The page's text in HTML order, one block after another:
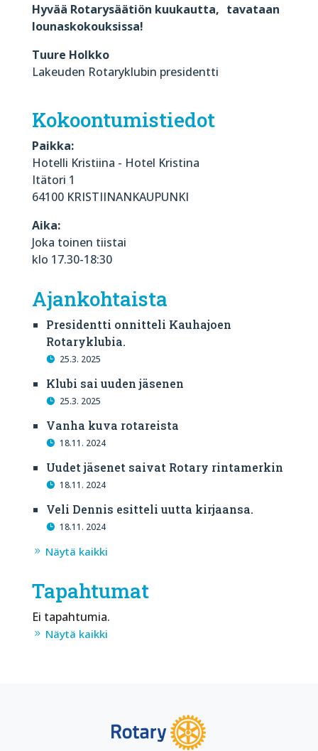
Hyvää Rotarysäätiön kuukautta, tavataan
lounaskokouksissa!
Tuure Holkko
Lakeuden Rotaryklubin presidentti
Kokoontumistiedot
Paikka:
Hotelli Kristiina - Hotel Kristina
Itätori 1
64100 KRISTIINANKAUPUNKI
Aika:
Joka toinen tiistai
klo 17.30-18:30
Ajankohtaista
Presidentti onnitteli Kauhajoen
Rotaryklubia.
25.3. 2025
Klubi sai uuden jäsenen
25.3. 2025
Vanha kuva rotareista
18.11. 2024
Uudet jäsenet saivat Rotary rintamerkin
18.11. 2024
Veli Dennis esitteli uutta kirjaansa.
18.11. 2024
Näytä kaikki
Tapahtumat
Ei tapahtumia.
Näytä kaikki